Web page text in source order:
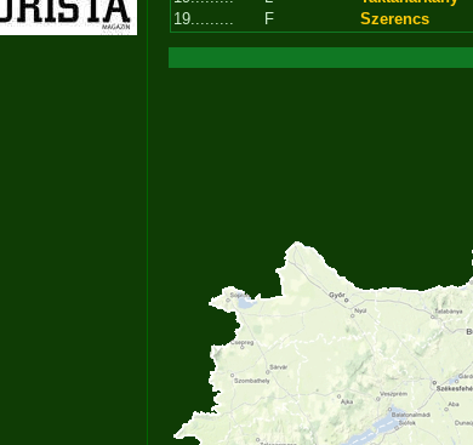
19.........
F Szerencs